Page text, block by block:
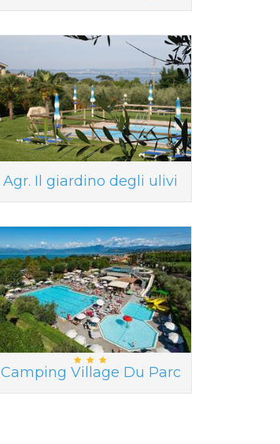
Agr. Il giardino degli ulivi
Camping Village Du Parc